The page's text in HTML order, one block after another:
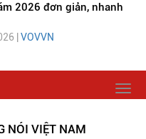
2026 đơn giản, nhanh
| VOVVN
NÓI VIỆT NAM